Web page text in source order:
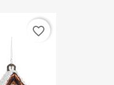
favorite_border